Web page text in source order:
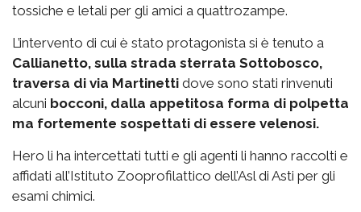
tossiche e letali per gli amici a quattrozampe.
L’intervento di cui è stato protagonista si è tenuto a
Callianetto, sulla strada sterrata Sottobosco,
traversa di via Martinetti dove sono stati rinvenuti
alcuni bocconi, dalla appetitosa forma di polpetta
ma fortemente sospettati di essere velenosi.
Hero li ha intercettati tutti e gli agenti li hanno raccolti e
affidati all’Istituto Zooprofilattico dell’Asl di Asti per gli
esami chimici.